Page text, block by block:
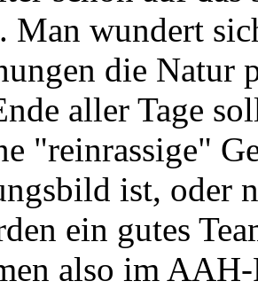
Man wundert
die Natur
aller Tage
"reinrassige"
ist, oder
ein gutes
also im